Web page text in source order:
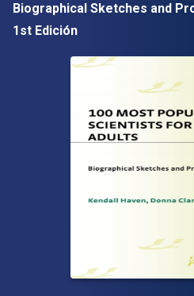
Biographical Sketches and
1st Edición